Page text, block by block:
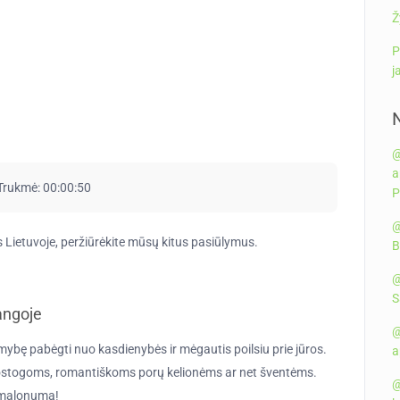
00:00:50
peržiūrėkite mūsų kitus pasiūlymus.
pabėgti nuo kasdienybės ir mėgautis poilsiu prie jūros.
romantiškoms porų kelionėms ar net šventėms.